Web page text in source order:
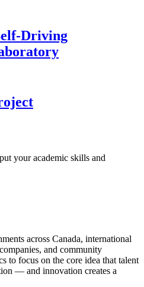
Driving
your academic skills and
across Canada, international
and community
to focus on the core idea that talent
— and innovation creates a